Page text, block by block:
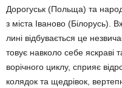
Дорогуськ (Польща) та
з міста Іваново (Білорусь).
лині відбувається це
товує навколо себе яскраві
ворічного циклу, сприяє
колядок та щедрівок,